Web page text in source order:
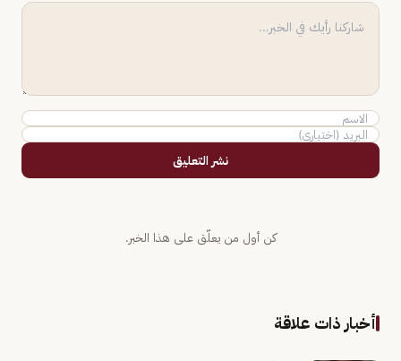
نشر التعليق
كن أول من يعلّق على هذا الخبر.
أخبار ذات علاقة